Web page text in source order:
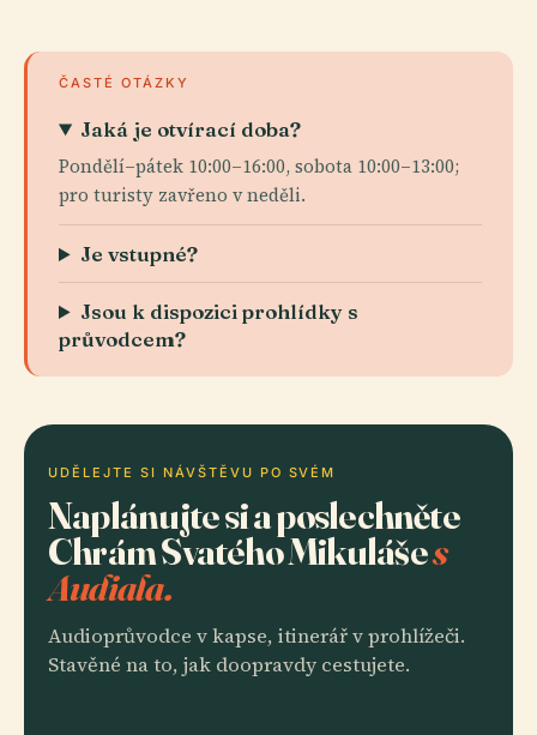
ČASTÉ OTÁZKY
Jaká je otvírací doba?
Pondělí–pátek 10:00–16:00, sobota 10:00–13:00;
pro turisty zavřeno v neděli.
Je vstupné?
Jsou k dispozici prohlídky s
průvodcem?
UDĚLEJTE SI NÁVŠTĚVU PO SVÉM
Naplánujte si a poslechněte
Chrám Svatého Mikulášes
Audiala.
Audioprůvodce v kapse, itinerář v prohlížeči.
Stavěné na to, jak doopravdy cestujete.